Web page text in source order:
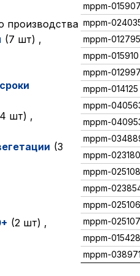
производства
(7 шт) ,
шт) ,
(3
(2 шт) ,
mppm-015907
mppm-
mppm-012795
mppm-015910
mppm-012997
mppm-014125
mppm-
mppm-
mppm-
mppm-023180
mppm-025108
mppm-
mppm-025106
mppm-025107
mppm-015428
mppm-038971